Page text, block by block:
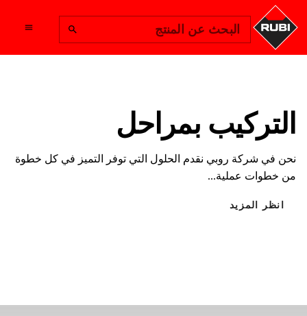
البحث عن المنتج
التركيب بمراحل
نحن في شركة روبي نقدم الحلول التي توفر التميز في كل خطوة
من خطوات عملية...
انظر المزيد